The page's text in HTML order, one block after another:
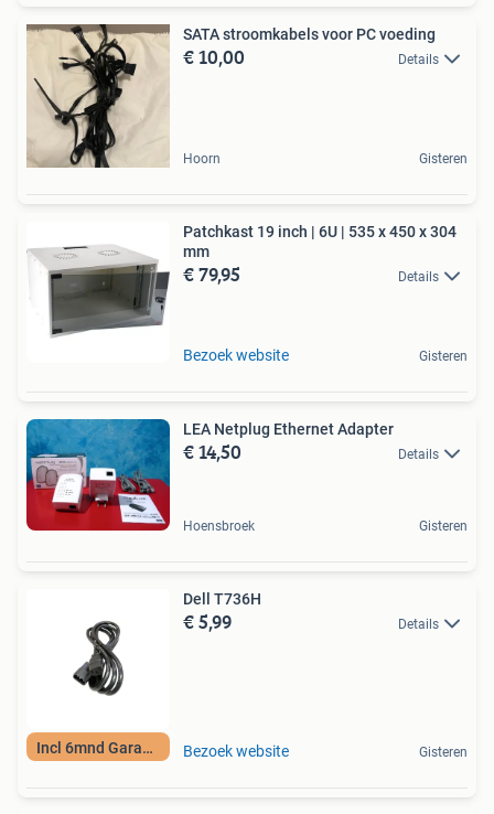
SATA stroomkabels voor PC voeding
€ 10,00 Details
Hoorn Gisteren
Patchkast 19 inch | 6U | 535 x 450 x 304
mm
€ 79,95 Details
Bezoek website Gisteren
LEA Netplug Ethernet Adapter
€ 14,50 Details
Hoensbroek Gisteren
Incl 6mnd Garantie
Dell T736H
€ 5,99 Details
Bezoek website Gisteren